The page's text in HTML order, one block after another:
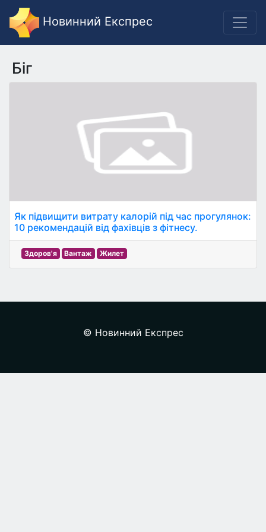
Новинний Експрес
Біг
Як підвищити витрату калорій під час прогулянок:
10 рекомендацій від фахівців з фітнесу.
Здоров'я Вантаж Жилет
© Новинний Експрес